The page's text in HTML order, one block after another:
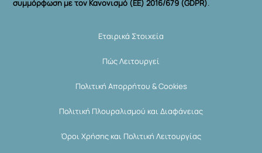
συμμόρφωση με τον Κανονισμό (ΕΕ) 2016/679 (GDPR).
Εταιρικά Στοιχεία
Πώς Λειτουργεί
Πολιτική Απορρήτου & Cookies
Πολιτική Πλουραλισμού και Διαφάνειας
Όροι Χρήσης και Πολιτική Λειτουργίας